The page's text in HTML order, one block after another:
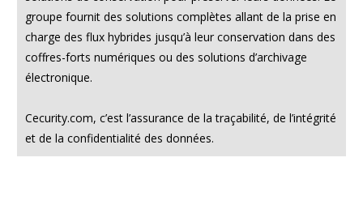
groupe fournit des solutions complètes allant de la prise en
charge des flux hybrides jusqu’à leur conservation dans des
coffres-forts numériques ou des solutions d’archivage
électronique.
Cecurity.com, c’est l’assurance de la traçabilité, de l’intégrité
et de la confidentialité des données.